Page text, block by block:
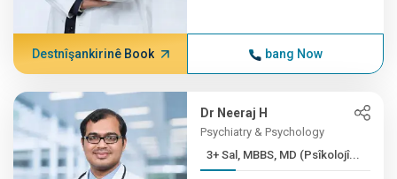
Destnîşankirinê Book bang Now
Dr Neeraj H
Psychiatry & Psychology
3+ Sal, MBBS, MD (Psîkolojî...